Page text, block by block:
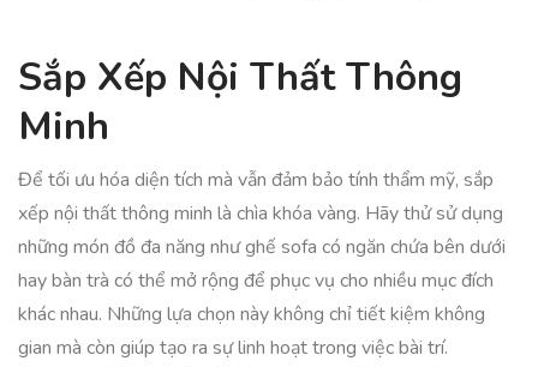
Sắp Xếp Nội Thất Thông
Minh
Để tối ưu hóa diện tích mà vẫn đảm bảo tính thẩm mỹ, sắp
xếp nội thất thông minh là chìa khóa vàng. Hãy thử sử dụng
những món đồ đa năng như ghế sofa có ngăn chứa bên dưới
hay bàn trà có thể mở rộng để phục vụ cho nhiều mục đích
khác nhau. Những lựa chọn này không chỉ tiết kiệm không
gian mà còn giúp tạo ra sự linh hoạt trong việc bài trí.